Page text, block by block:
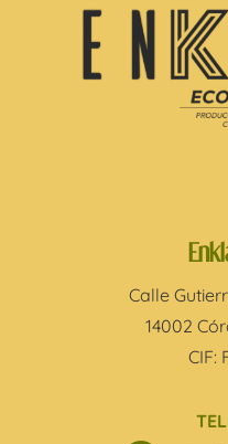
Calle
14002
CIF: